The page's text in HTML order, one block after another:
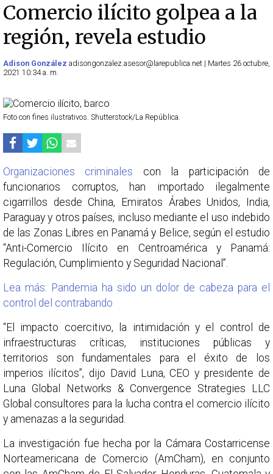
Comercio ilícito golpea a la
región, revela estudio
Adison González adisongonzalez.asesor@larepublica.net | Martes 26 octubre,
2021 10:34 a. m.
Foto con fines ilustrativos. Shutterstock/La República.
Organizaciones criminales con la participación de
funcionarios corruptos, han importado ilegalmente
cigarrillos desde China, Emiratos Árabes Unidos, India,
Paraguay y otros países, incluso mediante el uso indebido
de las Zonas Libres en Panamá y Belice, según el estudio
“Anti-Comercio Ilícito en Centroamérica y Panamá:
Regulación, Cumplimiento y Seguridad Nacional”.
Lea más: Pandemia ha sido un dolor de cabeza para el
control del contrabando
“El impacto coercitivo, la intimidación y el control de
infraestructuras críticas, instituciones públicas y
territorios son fundamentales para el éxito de los
imperios ilícitos”, dijo David Luna, CEO y presidente de
Luna Global Networks & Convergence Strategies LLC
Global consultores para la lucha contra el comercio ilícito
y amenazas a la seguridad.
La investigación fue hecha por la Cámara Costarricense
Norteamericana de Comercio (AmCham), en conjunto